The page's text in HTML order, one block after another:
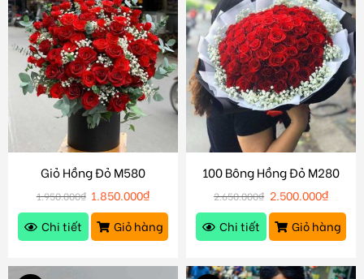
Giỏ Hồng Đỏ M580
1.950.000₫ 1.850.000₫
Chi tiết
Giỏ hàng
100 Bông Hồng Đỏ M280
2.650.000₫ 2.500.000₫
Chi tiết
Giỏ hàng